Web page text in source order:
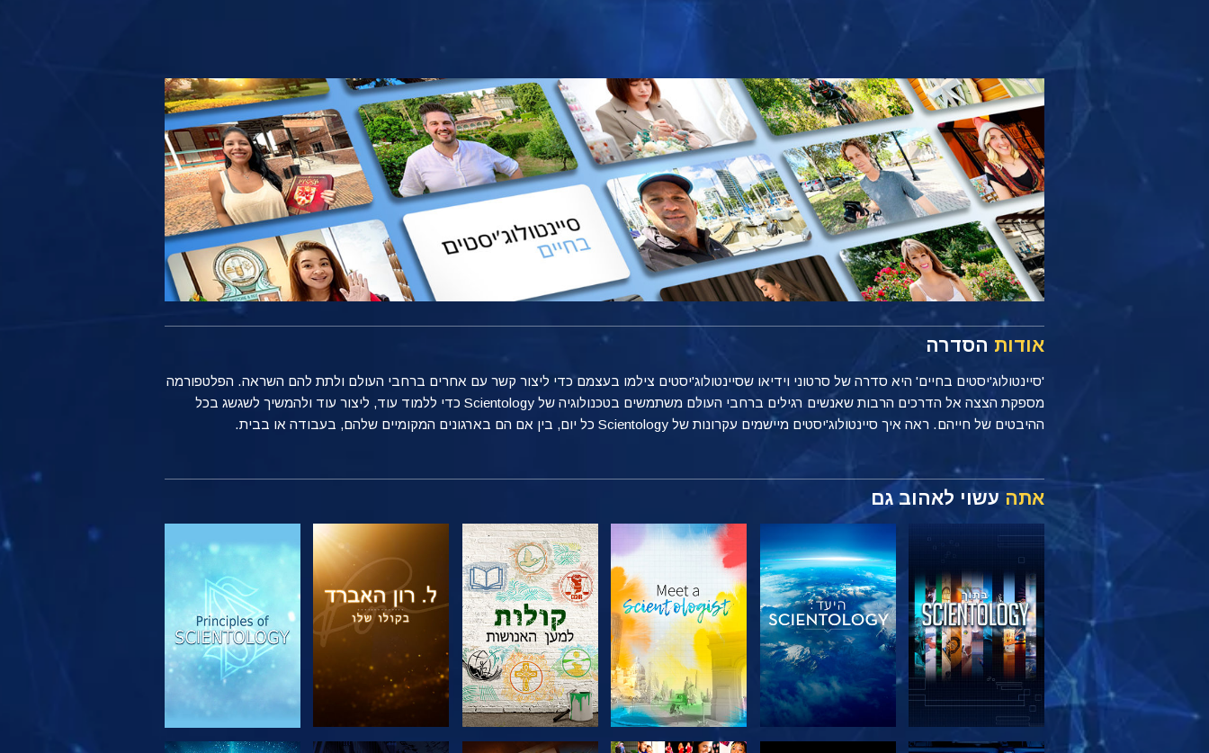
אודות הסדרה
'סיינטולוג'יסטים בחיים' היא סדרה של סרטוני וידיאו שסיינטולוג'יסטים צילמו בעצמם כדי ליצור קשר עם אחרים ברחבי העולם ולתת להם השראה. הפלטפורמה
מספקת הצצה אל הדרכים הרבות שאנשים רגילים ברחבי העולם משתמשים בטכנולוגיה של Scientology כדי ללמוד עוד, ליצור עוד ולהמשיך לשגשג בכל
ההיבטים של חייהם. ראה איך סיינטולוג'יסטים מיישמים עקרונות של Scientology כל יום, בין אם הם בארגונים המקומיים שלהם, בעבודה או בבית.
אתה עשוי לאהוב גם